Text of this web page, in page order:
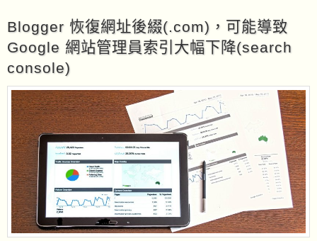
Blogger 恢復網址後綴(.com)，可能導致
Google 網站管理員索引大幅下降(search
console)